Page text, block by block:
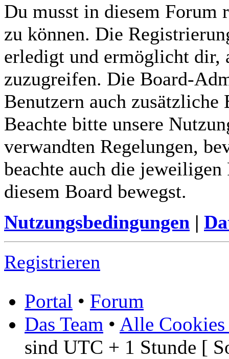
Du musst in diesem Forum
zu können. Die
erledigt und ermöglicht dir,
zuzugreifen. Die Board-
Benutzern auch zusätzliche
Beachte bitte unsere
verwandten Regelungen,
beachte auch die
diesem Board bewegst.
Nutzungsbedingungen |
Registrieren
Portal • Forum
Das Team • Alle Cookies
sind UTC + 1 Stunde [